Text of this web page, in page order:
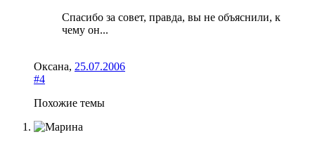
Спасибо за совет, правда, вы не объяснили, к
чему он...
Оксана, 25.07.2006
#4
Похожие темы